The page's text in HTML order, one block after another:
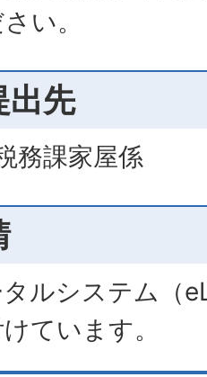
い。
出先
務課家屋係
ルシステム（
ています。